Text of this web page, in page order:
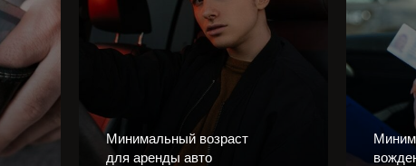
Минимальный возраст
для аренды авто